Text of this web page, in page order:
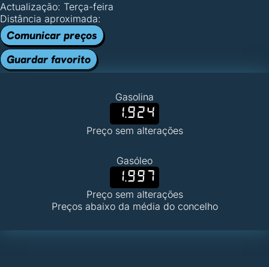
Actualização: Terça-feira
Distância aproximada:
Comunicar preços
Guardar favorito
Gasolina
1.924
Preço sem alterações
Gasóleo
1.997
Preço sem alterações
Preços abaixo da média do concelho